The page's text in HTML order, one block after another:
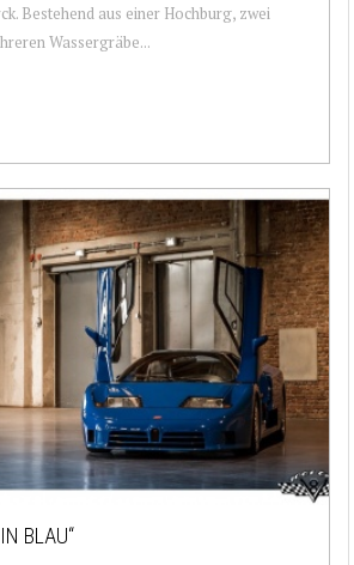
Bestehend aus einer Hochburg, zwei
Wassergräbe...
BLAU“